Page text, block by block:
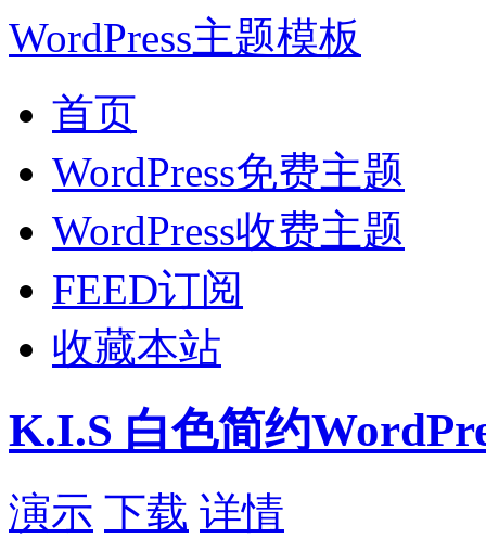
WordPress主题模板
首页
WordPress免费主题
WordPress收费主题
FEED订阅
收藏本站
K.I.S 白色简约
演示 下载 详情